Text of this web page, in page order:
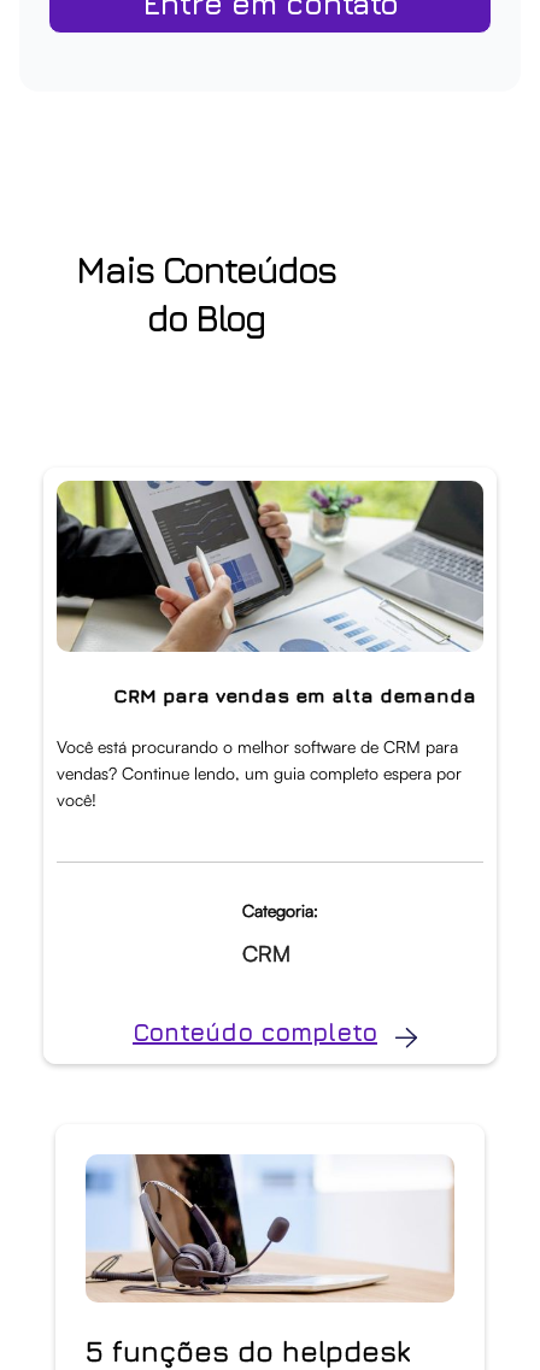
Mais Conteúdos
do Blog
CRM para vendas em alta demanda
Você está procurando o melhor software de CRM para
vendas? Continue lendo, um guia completo espera por
você!
Categoria:
CRM
Conteúdo completo
5 funções do helpdesk